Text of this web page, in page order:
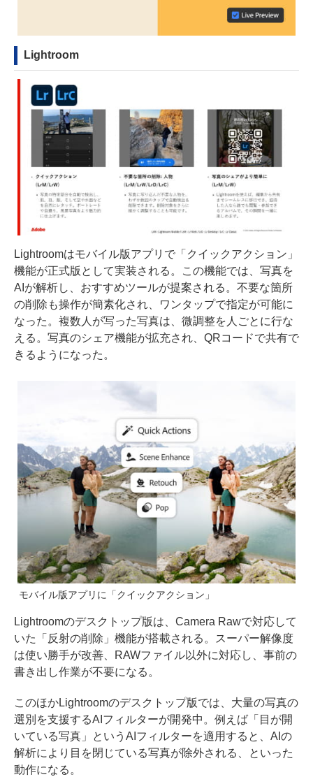
Lightroom
Lightroomはモバイル版アプリで「クイックアクション」
機能が正式版として実装される。この機能では、写真を
AIが解析し、おすすめツールが提案される。不要な箇所
の削除も操作が簡素化され、ワンタップで指定が可能に
なった。複数人が写った写真は、微調整を人ごとに行な
える。写真のシェア機能が拡充され、QRコードで共有で
きるようになった。
モバイル版アプリに「クイックアクション」
Lightroomのデスクトップ版は、Camera Rawで対応して
いた「反射の削除」機能が搭載される。スーパー解像度
は使い勝手が改善、RAWファイル以外に対応し、事前の
書き出し作業が不要になる。
このほかLightroomのデスクトップ版では、大量の写真の
選別を支援するAIフィルターが開発中。例えば「目が開
いている写真」というAIフィルターを適用すると、AIの
解析により目を閉じている写真が除外される、といった
動作になる。